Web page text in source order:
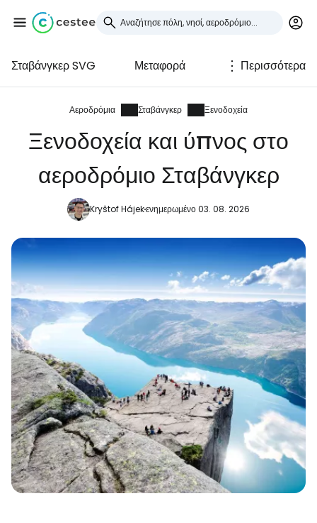
Σταβάνγκερ SVG Μεταφορά Περισσότερα
Αεροδρόμια Σταβάνγκερ Ξενοδοχεία
Ξενοδοχεία και ύπνος στο
αεροδρόμιο Σταβάνγκερ
Kryštof Hájekενημερωμένο 03. 08. 2026
Συνδεθείτε στο Cestee
... η παγκόσμια ταξιδιωτική κοινότητα
Συνεχίστε με την Google
Συνεχίστε με το Facebook
Συνεχίστε με email